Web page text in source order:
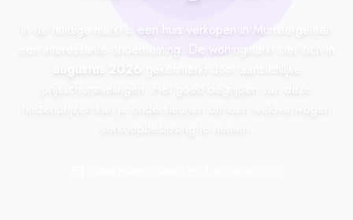
In de huidige markt is een huis verkopen in Munstergeleen
een interessante onderneming. De woningmarkt ziet zich in